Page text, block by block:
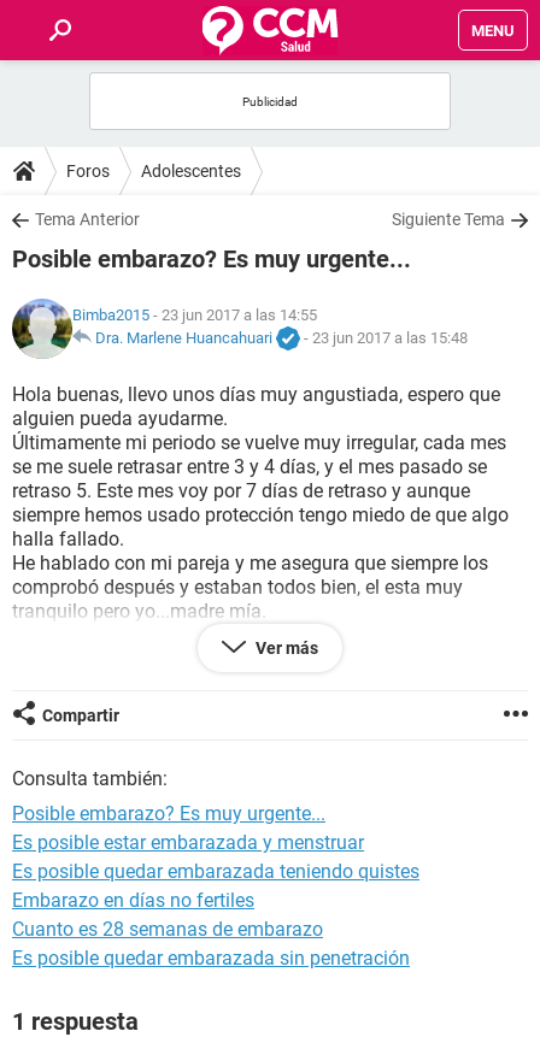
MENU
FOROS
SALUD
NUTRICIÓN
BIENESTAR
SEXUALIDAD
GLOSARIO
Foros Adolescentes
Tema Anterior Siguiente Tema
Posible embarazo? Es muy urgente...
Bimba2015 - 23 jun 2017 a las 14:55
Dra. Marlene Huancahuari
- 23 jun 2017 a las 15:48
Hola buenas, llevo unos días muy angustiada, espero que
alguien pueda ayudarme.
Últimamente mi periodo se vuelve muy irregular, cada mes
se me suele retrasar entre 3 y 4 días, y el mes pasado se
retraso 5. Este mes voy por 7 días de retraso y aunque
siempre hemos usado protección tengo miedo de que algo
halla fallado.
He hablado con mi pareja y me asegura que siempre los
comprobó después y estaban todos bien, el esta muy
tranquilo pero yo...madre mía.
Tengo que decir que aproximadamente el día 10-11 de mi
ciclo manche un poco, con dolores mentruales, pero me duro
días.
Por favor si alguien me puede ayudar se lo agradecería
la presión.
Muchísimas gracias de ante mano!
Ver más
Compartir
Consulta también:
Posible embarazo? Es muy urgente...
Es posible estar embarazada y menstruar
Es posible quedar embarazada teniendo quistes
Embarazo en días no fertiles
Cuanto es 28 semanas de embarazo
Es posible quedar embarazada sin penetración
1 respuesta